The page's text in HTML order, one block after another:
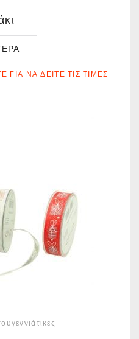
ΝΑ ΔΕΊΤΕ ΤΙΣ ΤΙΜΈΣ